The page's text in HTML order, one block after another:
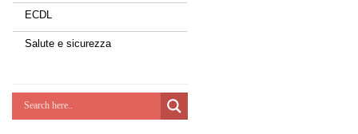
Lab Green
ECDL
Salute e sicurezza